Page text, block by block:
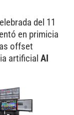
del 11
en primicia
offset
artificial AI